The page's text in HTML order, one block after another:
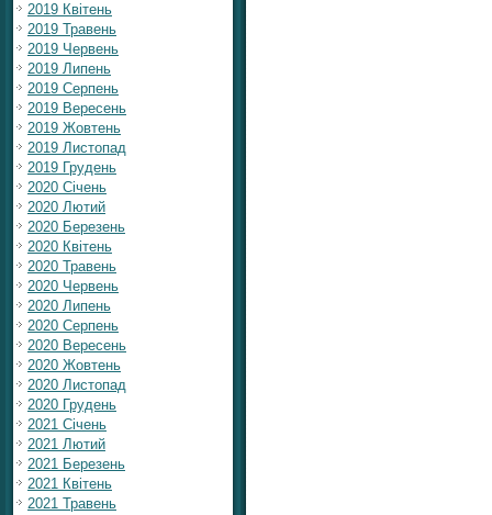
2019 Квітень
2019 Травень
2019 Червень
2019 Липень
2019 Серпень
2019 Вересень
2019 Жовтень
2019 Листопад
2019 Грудень
2020 Січень
2020 Лютий
2020 Березень
2020 Квітень
2020 Травень
2020 Червень
2020 Липень
2020 Серпень
2020 Вересень
2020 Жовтень
2020 Листопад
2020 Грудень
2021 Січень
2021 Лютий
2021 Березень
2021 Квітень
2021 Травень